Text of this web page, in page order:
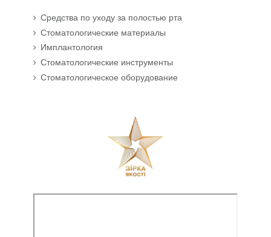
Средства по уходу за полостью рта
Стоматологические материалы
Имплантология
Стоматологические инструменты
Стоматологическое оборудование